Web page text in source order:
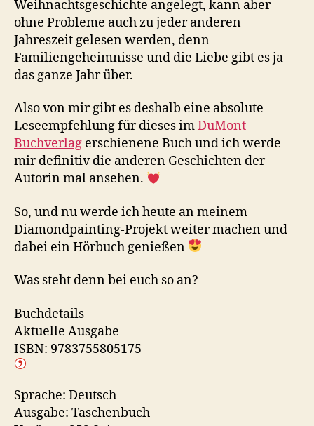
Weihnachtsgeschichte angelegt, kann aber
ohne Probleme auch zu jeder anderen
Jahreszeit gelesen werden, denn
Familiengeheimnisse und die Liebe gibt es ja
das ganze Jahr über.
Also von mir gibt es deshalb eine absolute
Leseempfehlung für dieses imDuMont
Buchverlag erschienene Buch und ich werde
mir definitiv die anderen Geschichten der
Autorin mal ansehen.
So, und nu werde ich heute an meinem
Diamondpainting-Projekt weiter machen und
dabei ein Hörbuch genießen
Was steht denn bei euch so an?
Buchdetails
Aktuelle Ausgabe
ISBN: 9783755805175
Sprache: Deutsch
Ausgabe: Taschenbuch